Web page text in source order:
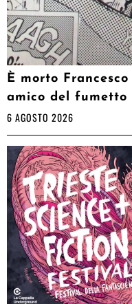
È morto
amico del fumetto
6 AGOSTO 2026